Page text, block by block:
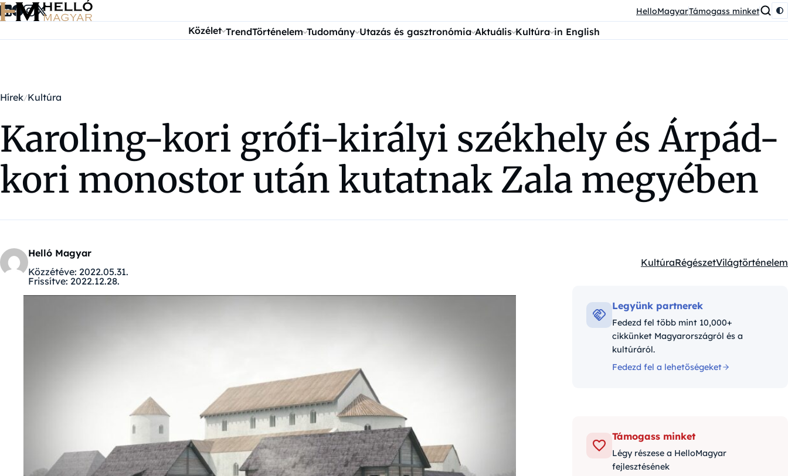
Ugrás a tartalomra HelloMagyarTámogass minket
Közélet TrendTörténelem Tudomány Utazás és gasztronómia Aktuális Kultúra in English
Hírek Kultúra
Karoling-kori grófi-királyi székhely és Árpád-
kori monostor után kutatnak Zala megyében
Helló Magyar
Közzétéve: 2022.05.31.
Frissítve: 2022.12.28.
Kategóriák:
KultúraRégészetVilágtörténelem
Legyünk partnerek
Fedezd fel több mint 10,000+
cikkünket Magyarországról és a
kultúráról.
Fedezd fel a lehetőségeket
Támogass minket
Légy részese a HelloMagyar
fejlesztésének